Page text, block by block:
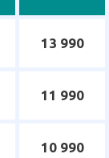
13 990
11 990
10 990